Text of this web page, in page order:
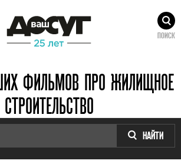
ПОИСК
ФИЛЬМОВ ПРО ЖИЛИЩНОЕ
СТРОИТЕЛЬСТВО
НАЙТИ